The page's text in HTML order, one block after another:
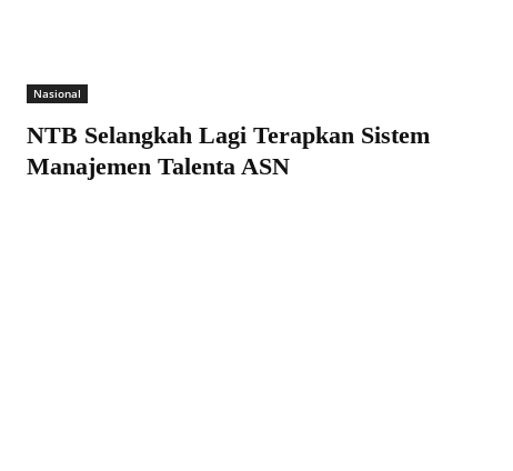
Nasional
NTB Selangkah Lagi Terapkan Sistem
Manajemen Talenta ASN